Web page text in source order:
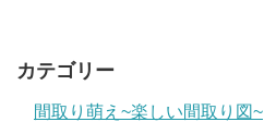
カテゴリー
間取り萌え~楽しい間取り図~